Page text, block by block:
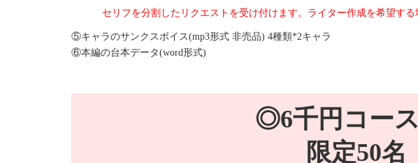
セリフを分割したリクエストを受け付けます。 ライター作成を希望する
⑤キャラのサンクスボイス(mp3形式 非売品) 4種類*2キャラ
⑥本編の台本データ(word形式)
◎6千円コー
限定50名